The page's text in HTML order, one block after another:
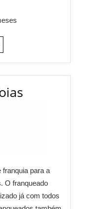
para a
O franqueado
já com todos